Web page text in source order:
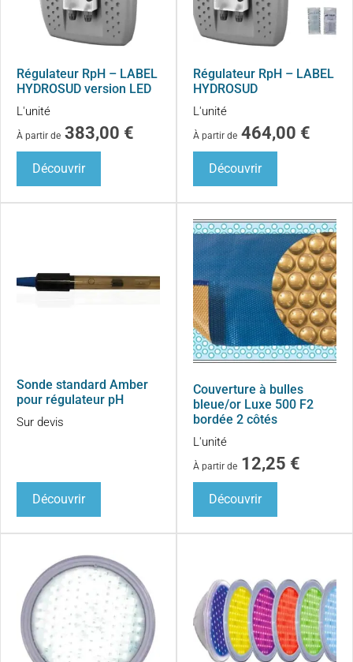
Régulateur RpH – LABEL
HYDROSUD version LED
L'unité
À partir de 383,00 €
Découvrir
Régulateur RpH – LABEL
HYDROSUD
L'unité
À partir de 464,00 €
Découvrir
Sonde standard Amber
pour régulateur pH
Sur devis
Découvrir
Couverture à bulles
bleue/or Luxe 500 F2
bordée 2 côtés
L'unité
À partir de 12,25 €
Découvrir